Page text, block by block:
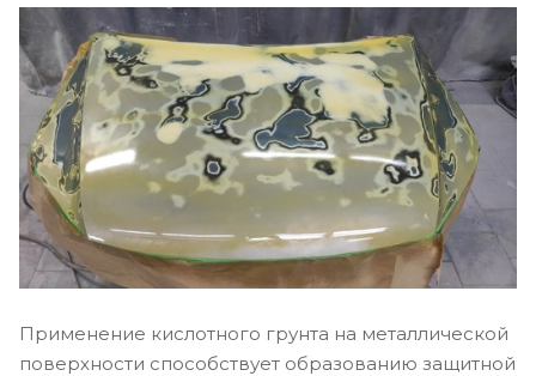
Применение кислотного грунта на металлической
поверхности способствует образованию защитной